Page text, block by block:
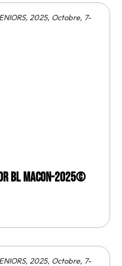
, 2025, Octobre, 7-
BL Macon-2025©
, 2025, Octobre, 7-